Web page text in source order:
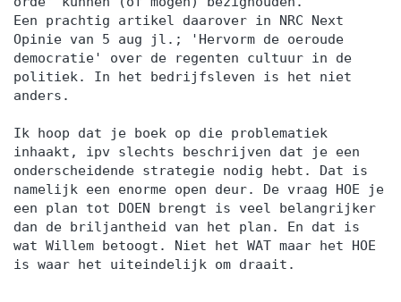
Een prachtig artikel daarover in NRC Next
Opinie van 5 aug jl.; 'Hervorm de oeroude
democratie' over de regenten cultuur in de
politiek. In het bedrijfsleven is het niet
anders.
Ik hoop dat je boek op die problematiek
inhaakt, ipv slechts beschrijven dat je een
onderscheidende strategie nodig hebt. Dat is
namelijk een enorme open deur. De vraag HOE je
een plan tot DOEN brengt is veel belangrijker
dan de briljantheid van het plan. En dat is
wat Willem betoogt. Niet het WAT maar het HOE
is waar het uiteindelijk om draait.